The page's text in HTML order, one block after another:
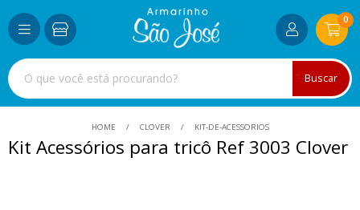
Buscar
0
HOME CLOVER KIT-DE-ACESSORIOS
Kit Acessórios para tricô Ref 3003 Clover